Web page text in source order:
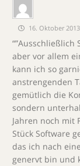
16. Oktober
aber vor allem
kann ich so
anstrengenden
gemütlich die
sondern
Jahren noch mit
Stück Software
das ich nach
genervt bin und